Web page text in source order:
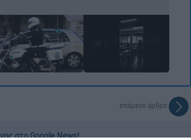
επόμενο άρθρο
στο Google News!